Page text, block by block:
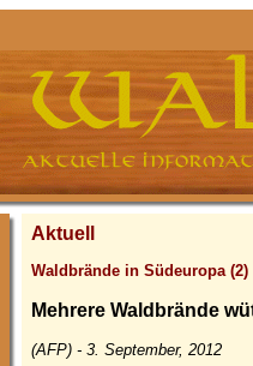
Aktuell
Waldbrände in Südeuropa (2)
Mehrere Waldbrände
(AFP) - 3. September, 2012